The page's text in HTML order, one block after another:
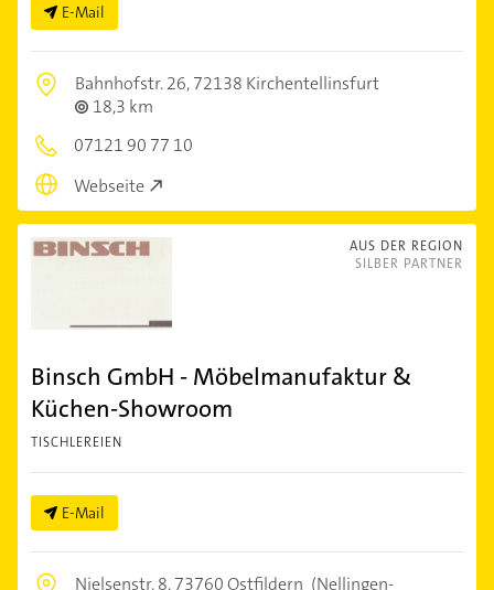
E-Mail
Bahnhofstr. 26,72138 Kirchentellinsfurt
18,3 km
07121 90 77 10
Webseite
AUS DER REGION
SILBER PARTNER
Binsch GmbH - Möbelmanufaktur &
Küchen-Showroom
TISCHLEREIEN
E-Mail
Nielsenstr. 8,73760 Ostfildern (Nellingen-